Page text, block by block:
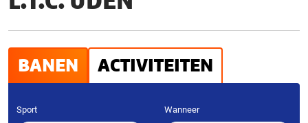
BANEN ACTIVITEITEN
Sport Wanneer